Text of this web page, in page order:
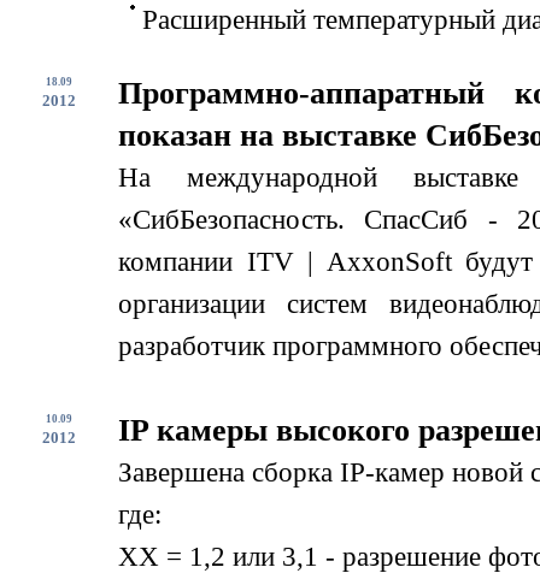
Расширенный температурный
18.09
2012
Программно-аппаратный
показан на выставке
На международной
«СибБезопасность. СпасСиб -
компании ITV | AxxonSoft будут
организации систем
разработчик программного
10.09
2012 IP камеры высокого
Завершена сборка IP-камер
где:
XX = 1,2 или 3,1 - разрешение